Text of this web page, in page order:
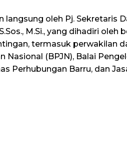
langsung oleh Pj. Sekretaris
M.Si., yang dihadiri oleh
termasuk perwakilan
Nasional (BPJN), Balai
Perhubungan Barru, dan